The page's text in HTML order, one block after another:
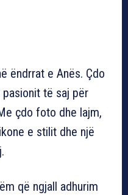
ëndrrat e Anës. Çdo
të saj për
çdo foto dhe lajm,
e stilit dhe një
që ngjall adhurim